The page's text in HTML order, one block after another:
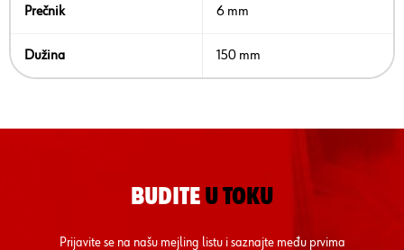
Prečnik 6 mm
Dužina 150 mm
BUDITE U TOKU
Prijavite se na našu mejling listu i saznajte među prvima